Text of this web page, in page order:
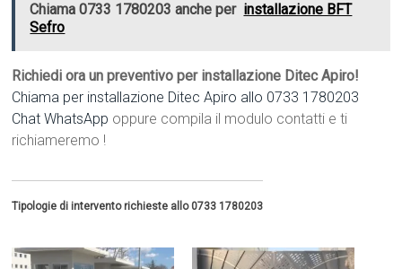
Chiama 0733 1780203 anche per installazione BFT
Sefro
Richiedi ora un preventivo per installazione Ditec Apiro!
Chiama per installazione Ditec Apiro allo 0733 1780203
Chat WhatsApp oppure compila il modulo contatti e ti
richiameremo !
Tipologie di intervento richieste allo 0733 1780203